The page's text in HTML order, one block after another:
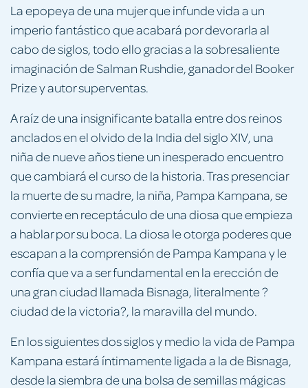
La epopeya de una mujer que infunde vida a un
imperio fantástico que acabará por devorarla al
cabo de siglos, todo ello gracias a la sobresaliente
imaginación de Salman Rushdie, ganador del Booker
Prize y autor superventas.
A raíz de una insignificante batalla entre dos reinos
anclados en el olvido de la India del siglo XIV, una
niña de nueve años tiene un inesperado encuentro
que cambiará el curso de la historia. Tras presenciar
la muerte de su madre, la niña, Pampa Kampana, se
convierte en receptáculo de una diosa que empieza
a hablar por su boca. La diosa le otorga poderes que
escapan a la comprensión de Pampa Kampana y le
confía que va a ser fundamental en la erección de
una gran ciudad llamada Bisnaga, literalmente ?
ciudad de la victoria?, la maravilla del mundo.
En los siguientes dos siglos y medio la vida de Pampa
Kampana estará íntimamente ligada a la de Bisnaga,
desde la siembra de una bolsa de semillas mágicas